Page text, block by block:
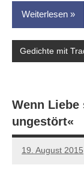
Weiterlesen
Gedichte mit
Wenn Liebe
ungestört«
19. August 2015
Anton